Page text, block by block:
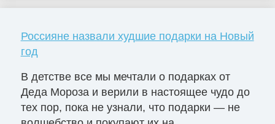
Россияне назвали худшие подарки на Новый
год
В детстве все мы мечтали о подарках от
Деда Мороза и верили в настоящее чудо до
тех пор, пока не узнали, что подарки — не